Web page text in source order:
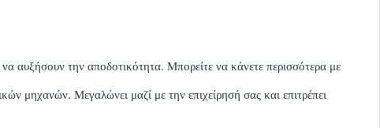
αυξήσουν την αποδοτικότητα. Μπορείτε να κάνετε περισσότερα με
μηχανών. Μεγαλώνει μαζί με την επιχείρησή σας και επιτρέπει